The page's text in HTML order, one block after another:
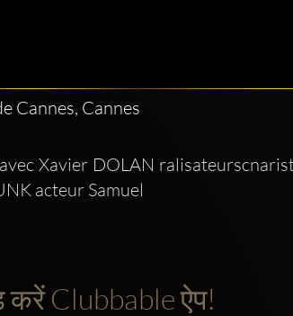
Cannes, Cannes
Xavier DOLAN
acteur Samuel
करें Clubbable ऐप!